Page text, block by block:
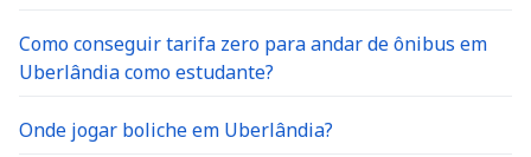
Como conseguir tarifa zero para andar de ônibus em
Uberlândia como estudante?
Onde jogar boliche em Uberlândia?